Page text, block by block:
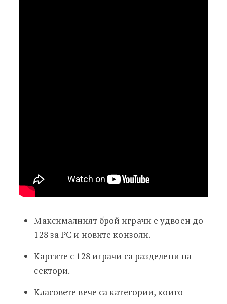
Максималният брой играчи е удвоен до
128 за PC и новите конзоли.
Картите с 128 играчи са разделени на
сектори.
Класовете вече са категории, които